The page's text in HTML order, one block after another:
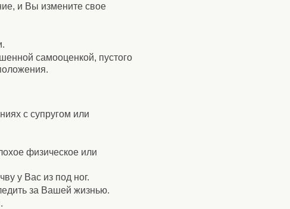
и Вы измените свое
самооценкой, пустого
с супругом или
физическое или
у Вас из под ног.
за Вашей жизнью.